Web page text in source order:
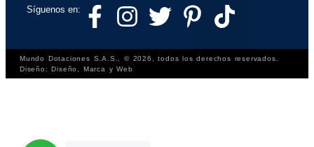
Síguenos en:
Mundo Dotaciones S.A.S., © 2026, todos los derechos reservados.
Diseño: Diseño, Marca y Web